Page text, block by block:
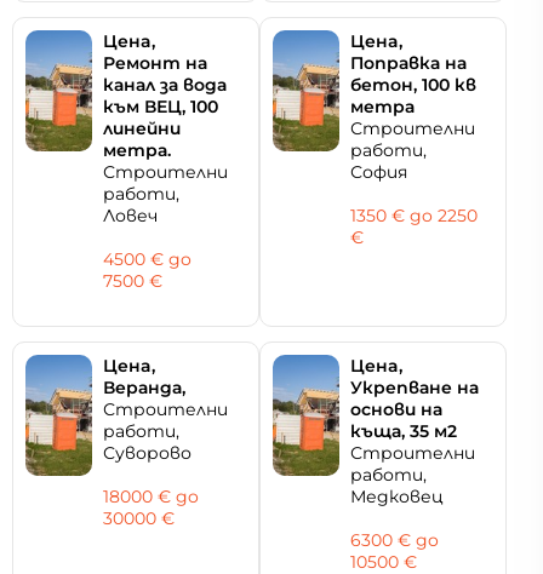
Цeнa,
Ремонт на
канал за вода
към ВЕЦ, 100
линейни
метра.
Строителни
работи,
Ловеч
4500 € дo
7500 €
Цeнa,
Поправка на
бетон, 100 кв
метра
Строителни
работи,
София
1350 € дo 2250
€
Цeнa,
Веранда,
Строителни
работи,
Суворово
18000 € дo
30000 €
Цeнa,
Укрепване на
основи на
къща, 35 м2
Строителни
работи,
Медковец
6300 € дo
10500 €